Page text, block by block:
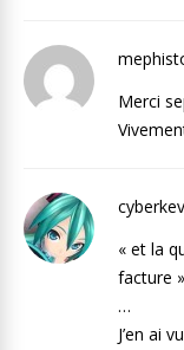
Merci
« et la
facture »
…
J’en ai